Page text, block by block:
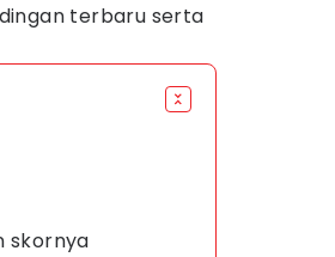
terbaru serta
skornya